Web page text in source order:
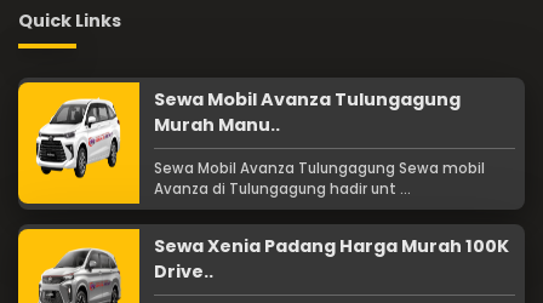
Quick Links
Sewa Mobil Avanza Tulungagung
Murah Manu..
Sewa Mobil Avanza Tulungagung Sewa mobil
Avanza di Tulungagung hadir unt ...
Sewa Xenia Padang Harga Murah 100K
Drive..